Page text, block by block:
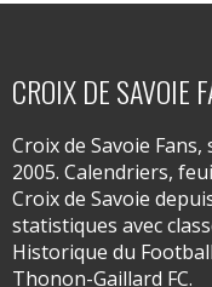
CROIX DE SAVOIE
Croix de Savoie
2005. Calendriers,
Croix de Savoie
statistiques avec
Historique du
Thonon-Gaillard FC.